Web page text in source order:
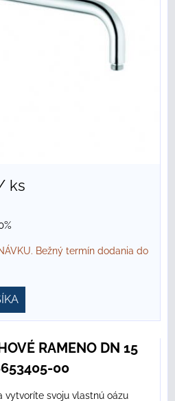
ks
Bežný termín dodania do
RAMENO DN 15
00
vytvoríte svoju vlastnú oázu